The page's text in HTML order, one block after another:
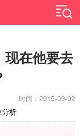
现在他要去
时间：2015-09-02
分析